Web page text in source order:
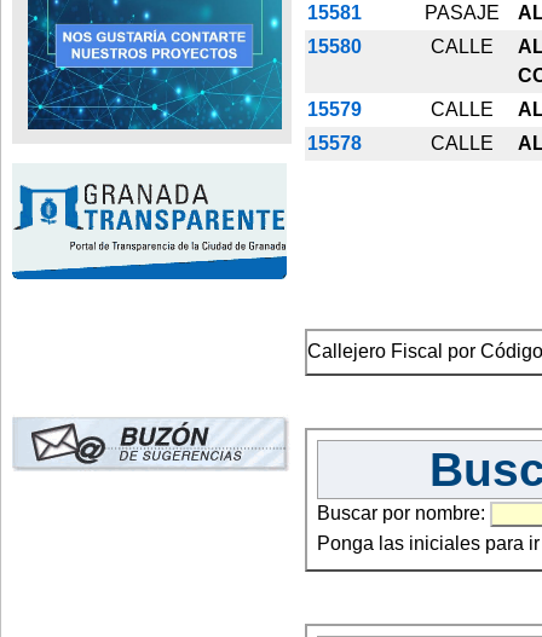
15581
PASAJE
15580
CALLE
15579
CALLE
15578
CALLE
Callejero Fiscal por
Buscar por nombre:
Ponga las iniciales para